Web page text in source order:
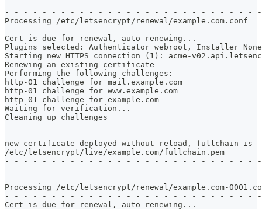
- - - - - - - - - - - - - - - - - - - - - - - - - - -
Processing /etc/letsencrypt/renewal/example.com.conf
- - - - - - - - - - - - - - - - - - - - - - - - - - -
Cert is due for renewal, auto-renewing...
Plugins selected: Authenticator webroot, Installer None
Starting new HTTPS connection (1): acme-
Renewing an existing certificate
Performing the following challenges:
http-01 challenge for mail.example.com
http-01 challenge for www.example.com
http-01 challenge for example.com
Waiting for verification...
Cleaning up challenges
- - - - - - - - - - - - - - - - - - - - - - - - - - -
new certificate deployed without reload, fullchain is
/etc/letsencrypt/live/example.com/fullchain.pem
- - - - - - - - - - - - - - - - - - - - - - - - - - -
- - - - - - - - - - - - - - - - - - - - - - - - - - -
Processing /etc/letsencrypt/renewal/example.com-
- - - - - - - - - - - - - - - - - - - - - - - - - - -
Cert is due for renewal, auto-renewing...